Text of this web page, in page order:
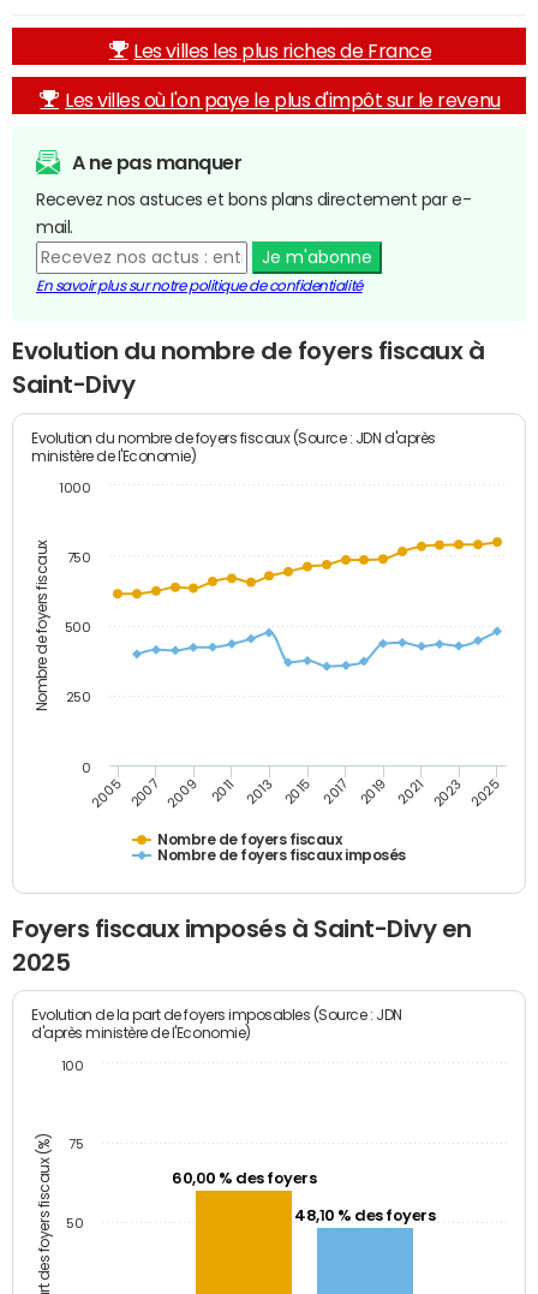
Les villes les plus riches de France
Les villes où l'on paye le plus d'impôt sur le revenu
A ne pas manquer
Recevez nos astuces et bons plans directement par e-
mail.
Je m'abonne
En savoir plus sur notre politique de confidentialité
Evolution du nombre de foyers fiscaux à
Saint-Divy
Nombre de foyers fiscaux
Evolution du nombre de foyers fiscaux (Source : JDN d'après
ministère de l'Economie)
Nombre de foyers fiscaux
Nombre de foyers fiscaux imposés
2005 2007 2009 2011 2013 2015 2017 2019 2021 2023 2025
0
250
500
750
1000
Foyers fiscaux imposés à Saint-Divy en
2025
Part des foyers fiscaux (%)
Evolution de la part de foyers imposables (Source : JDN
d'après ministère de l'Economie)
60,00 % des foyers
48,10 % des foyers
50
75
100